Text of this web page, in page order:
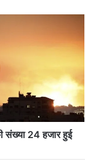
संख्या 24 हजार हुई